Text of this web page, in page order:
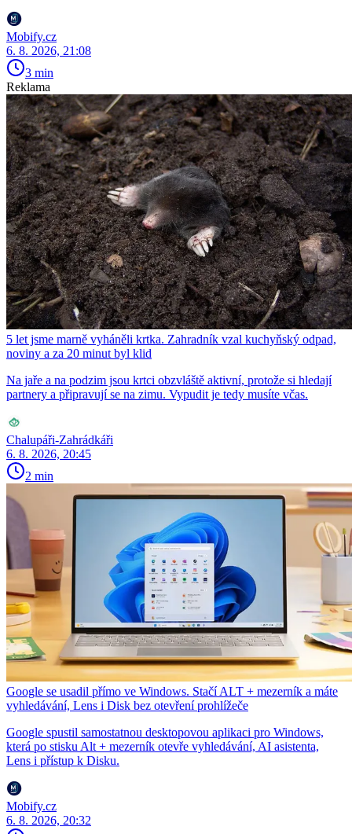
Mobify.cz
6. 8. 2026, 21:08
3 min
Reklama
5 let jsme marně vyháněli krtka. Zahradník vzal kuchyňský odpad,
noviny a za 20 minut byl klid
Na jaře a na podzim jsou krtci obzvláště aktivní, protože si hledají
partnery a připravují se na zimu. Vypudit je tedy musíte včas.
Chalupáři-Zahrádkáři
6. 8. 2026, 20:45
2 min
Google se usadil přímo ve Windows. Stačí ALT + mezerník a máte
vyhledávání, Lens i Disk bez otevření prohlížeče
Google spustil samostatnou desktopovou aplikaci pro Windows,
která po stisku Alt + mezerník otevře vyhledávání, AI asistenta,
Lens i přístup k Disku.
Mobify.cz
6. 8. 2026, 20:32